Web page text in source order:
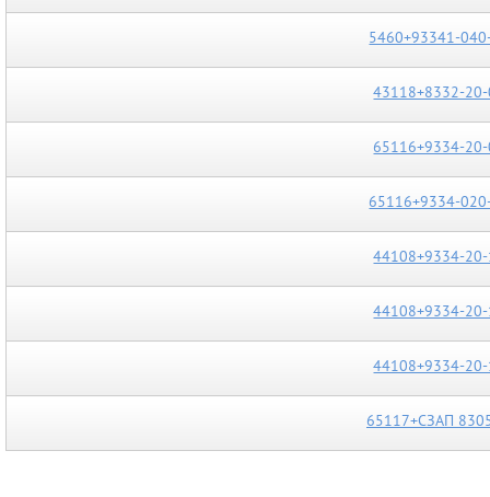
5460+93341-
43118+8332-
65116+9334-
65116+9334-
44108+9334-
44108+9334-
44108+9334-
65117+СЗАП